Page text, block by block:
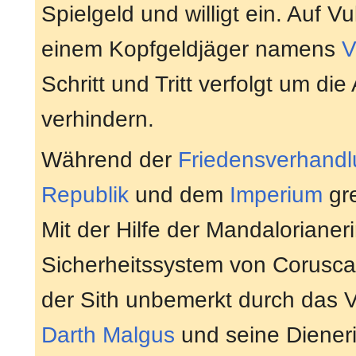
Spielgeld und willigt ein. Auf
einem Kopfgeldjäger namens
Schritt und Tritt verfolgt um
verhindern.
Während der
Republik und dem Imperium
Mit der Hilfe der
Sicherheitssystem von
der Sith unbemerkt durch das
Darth Malgus und seine